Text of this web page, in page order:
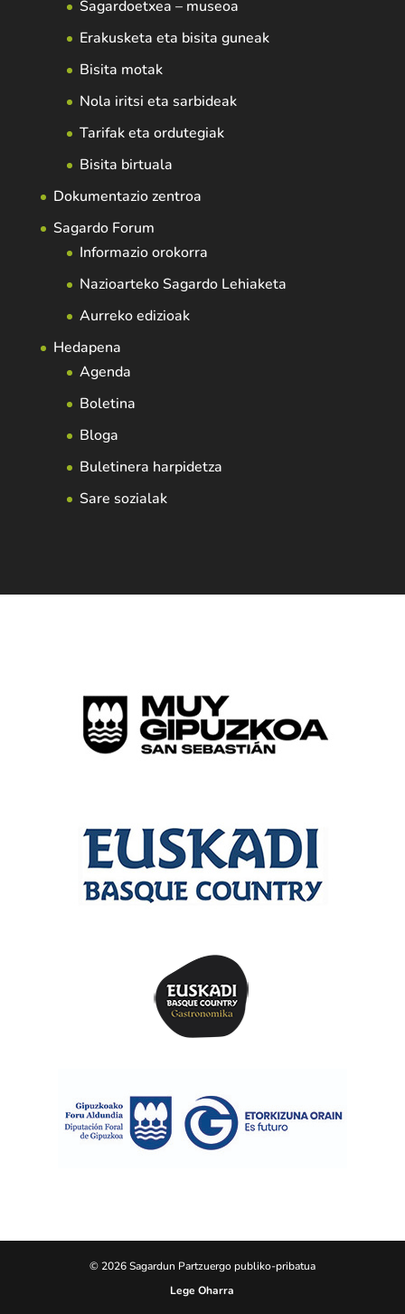
Sagardoetxea – museoa
Erakusketa eta bisita guneak
Bisita motak
Nola iritsi eta sarbideak
Tarifak eta ordutegiak
Bisita birtuala
Dokumentazio zentroa
Sagardo Forum
Informazio orokorra
Nazioarteko Sagardo Lehiaketa
Aurreko edizioak
Hedapena
Agenda
Boletina
Bloga
Buletinera harpidetza
Sare sozialak
© 2026 Sagardun Partzuergo publiko-pribatua
Lege Oharra